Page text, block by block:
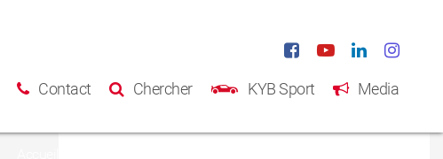
Contact Chercher KYB Sport Media